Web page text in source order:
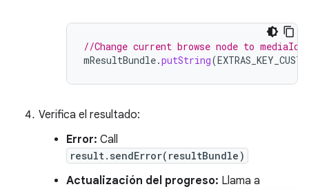
//Change current browse node to mediaId
mResultBundle.putString(
Verifica el resultado:
Error: Call
result.sendError(resultBundle)
Actualización del progreso: Llama a